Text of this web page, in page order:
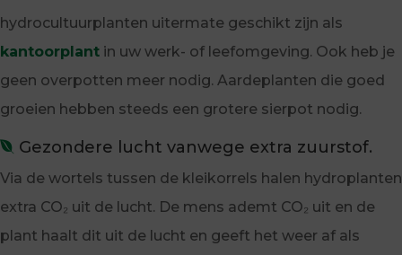
hydrocultuurplanten uitermate geschikt zijn als
kantoorplant in uw werk- of leefomgeving. Ook heb je
geen overpotten meer nodig. Aardeplanten die goed
groeien hebben steeds een grotere sierpot nodig.
Gezondere lucht vanwege extra zuurstof.
Via de wortels tussen de kleikorrels halen hydroplanten
extra CO₂ uit de lucht. De mens ademt CO₂ uit en de
plant haalt dit uit de lucht en geeft het weer af als